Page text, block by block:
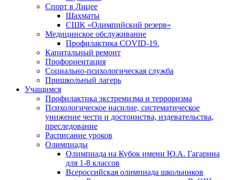
Спорт в Лицее
Шахматы
СШК «Олимпийский резерв»
Медицинское обслуживание
Профилактика COVID-19.
Капитальный ремонт
Профориентация
Социально-психологическая служба
Пришкольный лагерь
Учащимся
Профилактика экстремизма и терроризма
Психологическое насилие, систематическое
унижение чести и достоинства, издевательства,
преследование
Расписание уроков
Олимпиады
Олимпиада на Кубок имени Ю.А. Гагарина
для 1-8 классов
Всероссийская олимпиада школьников